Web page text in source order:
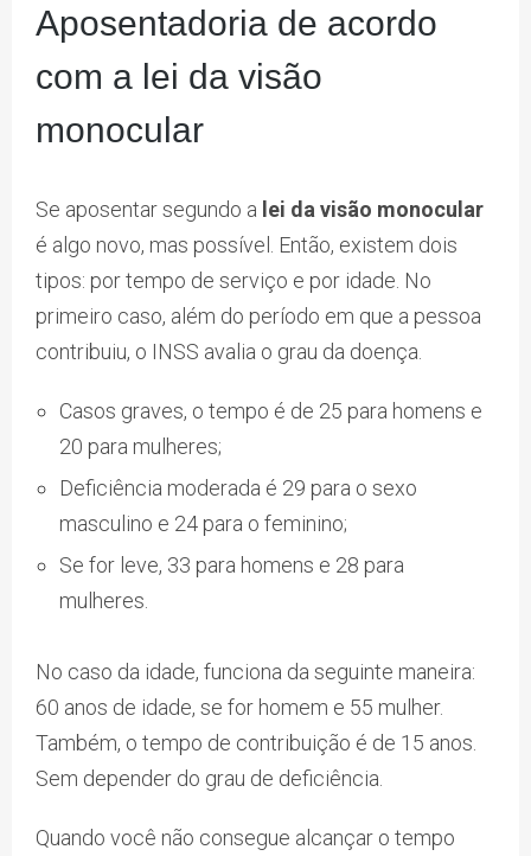
Aposentadoria de acordo
com a lei da visão
monocular
Se aposentar segundo a lei da visão monocular
é algo novo, mas possível. Então, existem dois
tipos: por tempo de serviço e por idade. No
primeiro caso, além do período em que a pessoa
contribuiu, o INSS avalia o grau da doença.
Casos graves, o tempo é de 25 para homens e
20 para mulheres;
Deficiência moderada é 29 para o sexo
masculino e 24 para o feminino;
Se for leve, 33 para homens e 28 para
mulheres.
No caso da idade, funciona da seguinte maneira:
60 anos de idade, se for homem e 55 mulher.
Também, o tempo de contribuição é de 15 anos.
Sem depender do grau de deficiência.
Quando você não consegue alcançar o tempo